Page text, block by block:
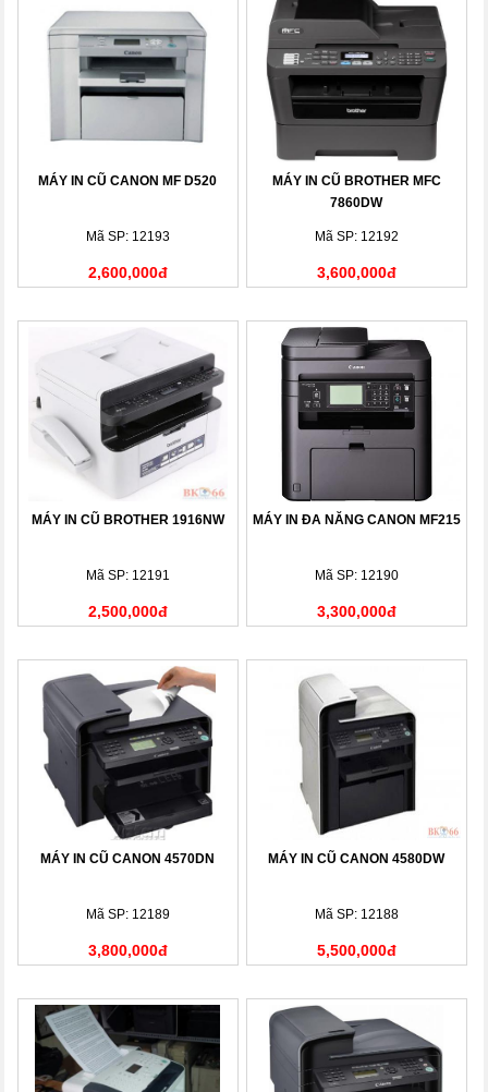
MÁY IN CŨ CANON MF D520
Mã SP: 12193
2,600,000đ
MÁY IN CŨ BROTHER MFC
7860DW
Mã SP: 12192
3,600,000đ
MÁY IN CŨ BROTHER 1916NW
Mã SP: 12191
2,500,000đ
MÁY IN ĐA NĂNG CANON MF215
Mã SP: 12190
3,300,000đ
MÁY IN CŨ CANON 4570DN
Mã SP: 12189
3,800,000đ
MÁY IN CŨ CANON 4580DW
Mã SP: 12188
5,500,000đ